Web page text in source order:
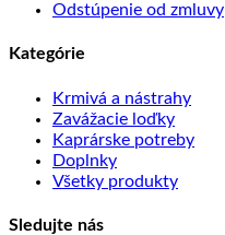
Odstúpenie od zmluvy
Kategórie
Krmivá a nástrahy
Zavážacie loďky
Kaprárske potreby
Doplnky
Všetky produkty
Sledujte nás